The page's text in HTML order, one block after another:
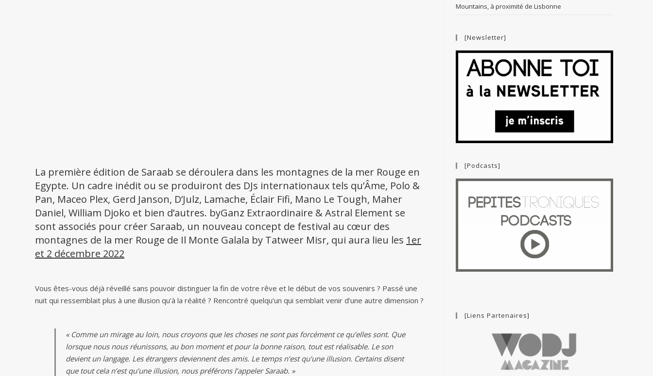
La première édition de Saraab se déroulera dans les montagnes de la mer Rouge en
Egypte. Un cadre inédit ou se produiront des DJs internationaux tels qu’Âme, Polo &
Pan, Maceo Plex, Gerd Janson, D’Julz, Lamache, Éclair Fifi, Mano Le Tough, Maher
Daniel, William Djoko et bien d’autres. byGanz Extraordinaire & Astral Element se
sont associés pour créer Saraab, un nouveau concept de festival au cœur des
montagnes de la mer Rouge de Il Monte Galala by Tatweer Misr, qui aura lieu les 1er
et 2 décembre 2022
Vous êtes-vous déjà réveillé sans pouvoir distinguer la fin de votre rêve et le début de vos souvenirs ? Passé une
nuit qui ressemblait plus à une illusion qu’à la réalité ? Rencontré quelqu’un qui semblait venir d’une autre dimension ?
« Comme un mirage au loin, nous croyons que les choses ne sont pas forcément ce qu’elles sont. Que
lorsque nous nous réunissons, au bon moment et pour la bonne raison, tout est réalisable. Le son
devient un langage. Les étrangers deviennent des amis. Le temps n’est qu’une illusion. Certains disent
que tout cela n’est qu’une illusion, nous préférons l’appeler Saraab. »
Mountains, à proximité de Lisbonne
[Newsletter]
[Podcasts]
[Liens Partenaires]